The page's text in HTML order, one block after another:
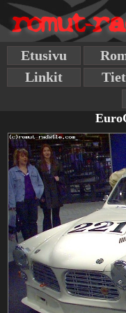
Etusivu
Linkit